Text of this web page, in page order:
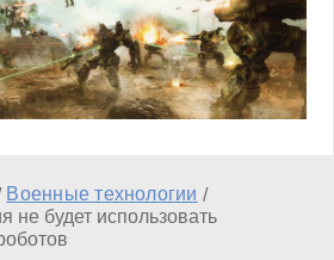
Военные технологии /
не будет использовать